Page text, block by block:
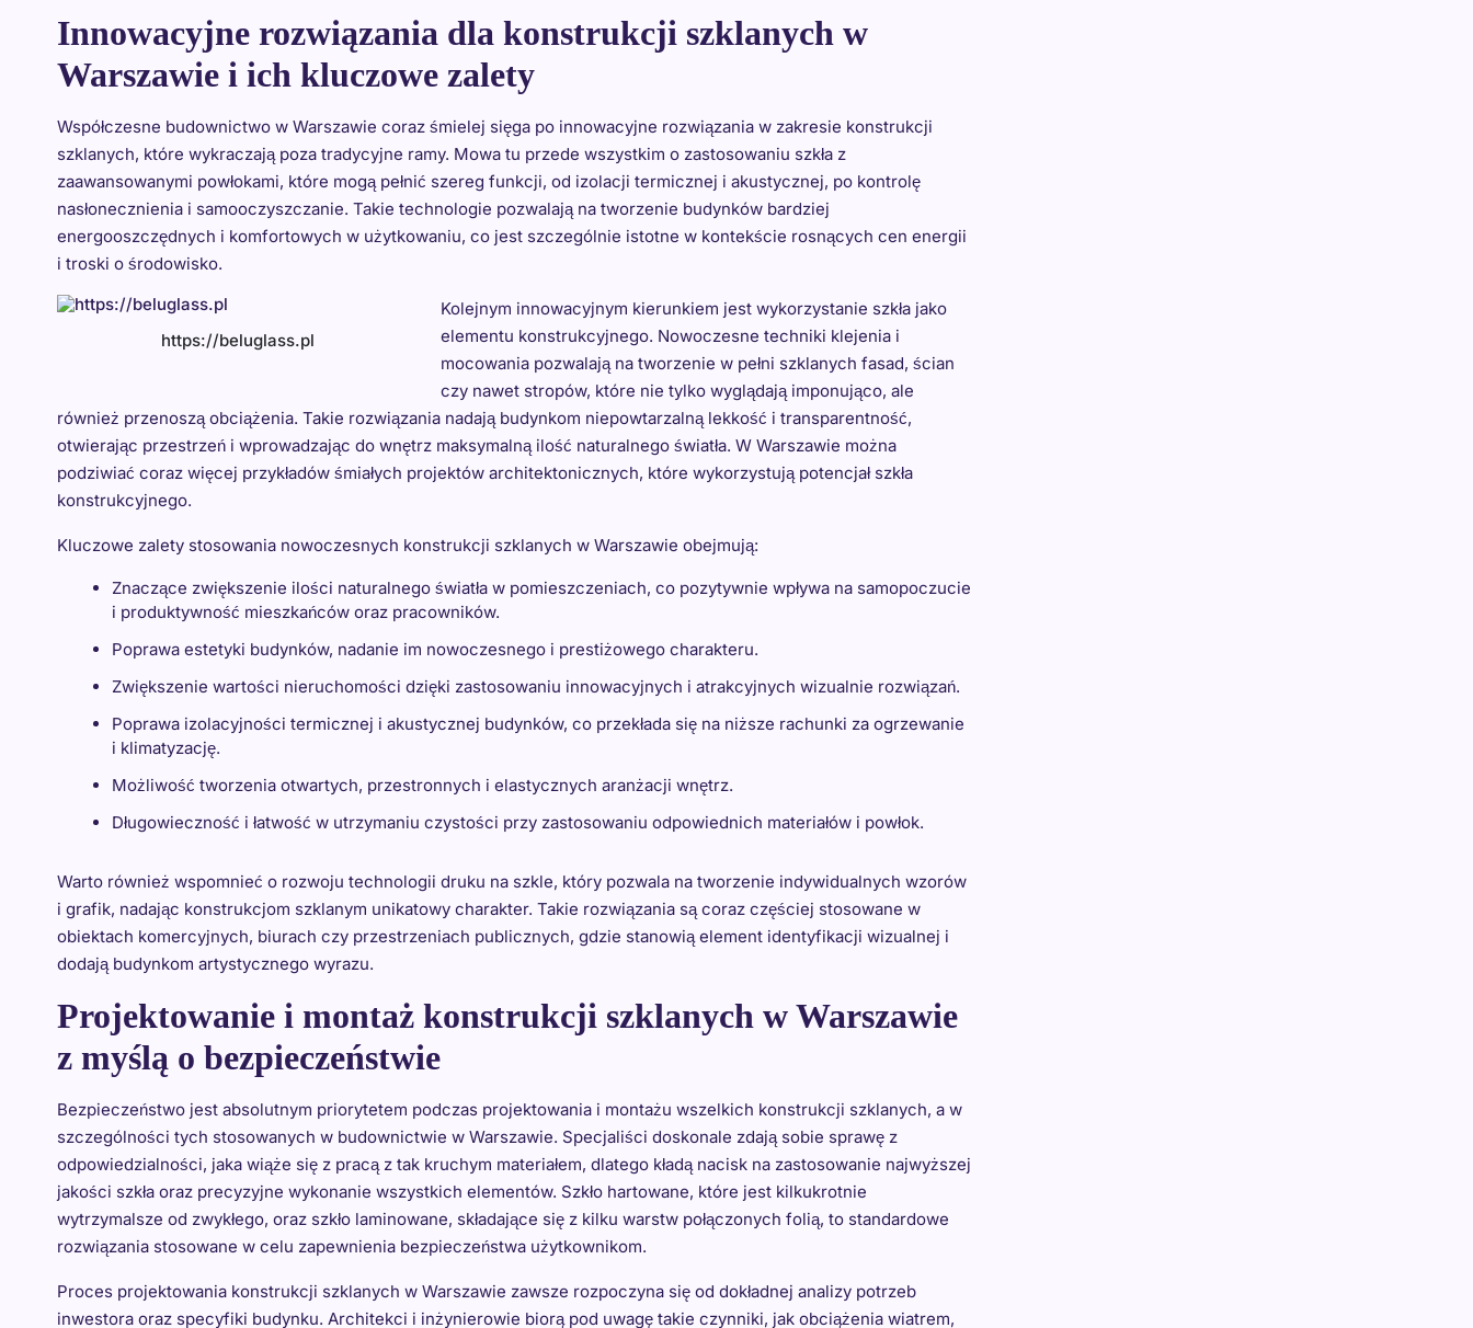
Innowacyjne rozwiązania dla konstrukcji szklanych w
Warszawie i ich kluczowe zalety
Współczesne budownictwo w Warszawie coraz śmielej sięga po innowacyjne rozwiązania w zakresie konstrukcji
szklanych, które wykraczają poza tradycyjne ramy. Mowa tu przede wszystkim o zastosowaniu szkła z
zaawansowanymi powłokami, które mogą pełnić szereg funkcji, od izolacji termicznej i akustycznej, po kontrolę
nasłonecznienia i samooczyszczanie. Takie technologie pozwalają na tworzenie budynków bardziej
energooszczędnych i komfortowych w użytkowaniu, co jest szczególnie istotne w kontekście rosnących cen energii
i troski o środowisko.
https://beluglass.pl
Kolejnym innowacyjnym kierunkiem jest wykorzystanie szkła jako
elementu konstrukcyjnego. Nowoczesne techniki klejenia i
mocowania pozwalają na tworzenie w pełni szklanych fasad, ścian
czy nawet stropów, które nie tylko wyglądają imponująco, ale
również przenoszą obciążenia. Takie rozwiązania nadają budynkom niepowtarzalną lekkość i transparentność,
otwierając przestrzeń i wprowadzając do wnętrz maksymalną ilość naturalnego światła. W Warszawie można
podziwiać coraz więcej przykładów śmiałych projektów architektonicznych, które wykorzystują potencjał szkła
konstrukcyjnego.
Kluczowe zalety stosowania nowoczesnych konstrukcji szklanych w Warszawie obejmują:
Znaczące zwiększenie ilości naturalnego światła w pomieszczeniach, co pozytywnie wpływa na samopoczucie
i produktywność mieszkańców oraz pracowników.
Poprawa estetyki budynków, nadanie im nowoczesnego i prestiżowego charakteru.
Zwiększenie wartości nieruchomości dzięki zastosowaniu innowacyjnych i atrakcyjnych wizualnie rozwiązań.
Poprawa izolacyjności termicznej i akustycznej budynków, co przekłada się na niższe rachunki za ogrzewanie
i klimatyzację.
Możliwość tworzenia otwartych, przestronnych i elastycznych aranżacji wnętrz.
Długowieczność i łatwość w utrzymaniu czystości przy zastosowaniu odpowiednich materiałów i powłok.
Warto również wspomnieć o rozwoju technologii druku na szkle, który pozwala na tworzenie indywidualnych wzorów
i grafik, nadając konstrukcjom szklanym unikatowy charakter. Takie rozwiązania są coraz częściej stosowane w
obiektach komercyjnych, biurach czy przestrzeniach publicznych, gdzie stanowią element identyfikacji wizualnej i
dodają budynkom artystycznego wyrazu.
Projektowanie i montaż konstrukcji szklanych w Warszawie
z myślą o bezpieczeństwie
Bezpieczeństwo jest absolutnym priorytetem podczas projektowania i montażu wszelkich konstrukcji szklanych, a w
szczególności tych stosowanych w budownictwie w Warszawie. Specjaliści doskonale zdają sobie sprawę z
odpowiedzialności, jaka wiąże się z pracą z tak kruchym materiałem, dlatego kładą nacisk na zastosowanie najwyższej
jakości szkła oraz precyzyjne wykonanie wszystkich elementów. Szkło hartowane, które jest kilkukrotnie
wytrzymalsze od zwykłego, oraz szkło laminowane, składające się z kilku warstw połączonych folią, to standardowe
rozwiązania stosowane w celu zapewnienia bezpieczeństwa użytkownikom.
Proces projektowania konstrukcji szklanych w Warszawie zawsze rozpoczyna się od dokładnej analizy potrzeb
inwestora oraz specyfiki budynku. Architekci i inżynierowie biorą pod uwagę takie czynniki, jak obciążenia wiatrem,